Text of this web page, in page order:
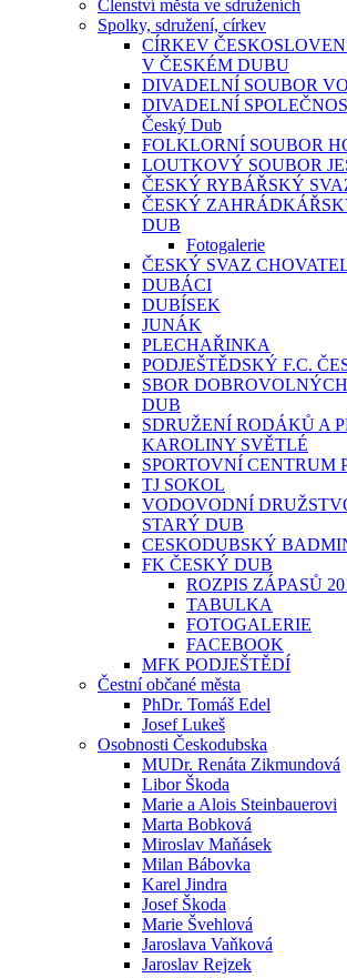
Členství města ve sdruženích
Spolky, sdružení, církev
CÍRKEV
V ČESKÉM DUBU
DIVADELNÍ SOUBOR
DIVADELNÍ
Český Dub
FOLKLORNÍ SOUBOR
LOUTKOVÝ SOUBOR
ČESKÝ RYBÁŘSKÝ
ČESKÝ
DUB
Fotogalerie
ČESKÝ SVAZ
DUBÁCI
DUBÍSEK
JUNÁK
PLECHAŘINKA
PODJEŠTĚDSKÝ F.C.
SBOR
DUB
SDRUŽENÍ RODÁKŮ A
KAROLINY SVĚTLÉ
SPORTOVNÍ CENTRUM
TJ SOKOL
VODOVODNÍ
STARÝ DUB
CESKODUBSKÝ
FK ČESKÝ DUB
ROZPIS ZÁPASŮ
TABULKA
FOTOGALERIE
FACEBOOK
MFK PODJEŠTĚDÍ
Čestní občané města
PhDr. Tomáš Edel
Josef Lukeš
Osobnosti Českodubska
MUDr. Renáta Zikmundová
Libor Škoda
Marie a Alois Steinbauerovi
Marta Bobková
Miroslav Maňásek
Milan Bábovka
Karel Jindra
Josef Škoda
Marie Švehlová
Jaroslava Vaňková
Jaroslav Rejzek